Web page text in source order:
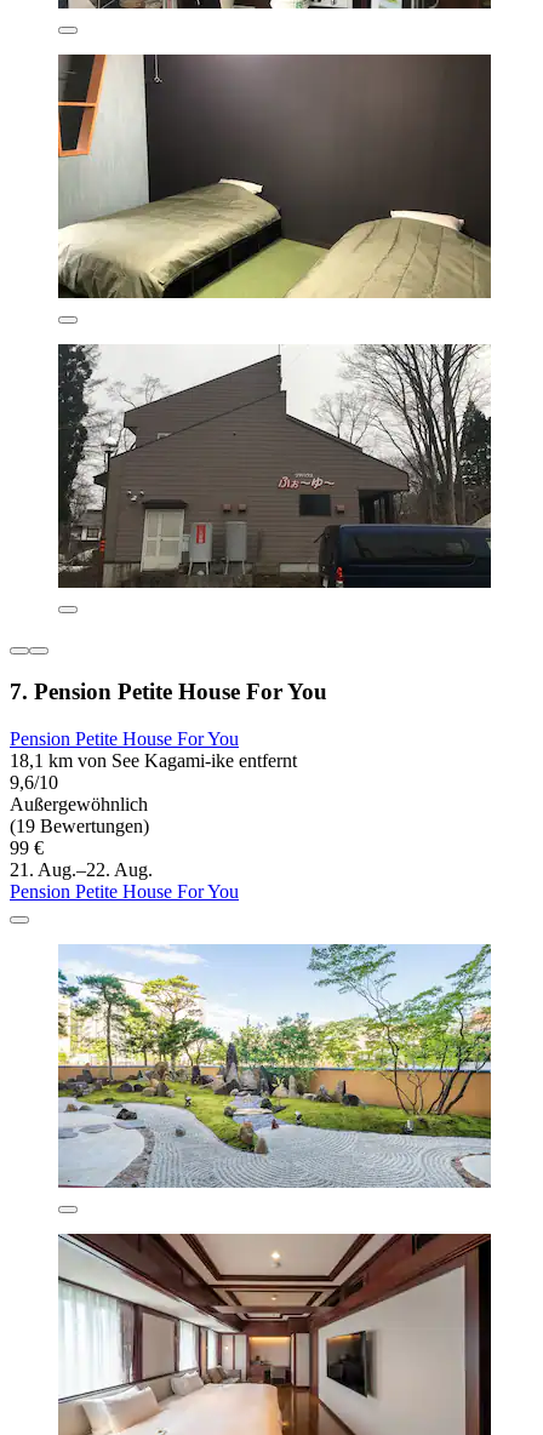
7. Pension Petite House For You
Pension Petite House For You
18,1 km von See Kagami-ike entfernt
9,6/10
Außergewöhnlich
(19 Bewertungen)
99 €
21. Aug.–22. Aug.
Pension Petite House For You